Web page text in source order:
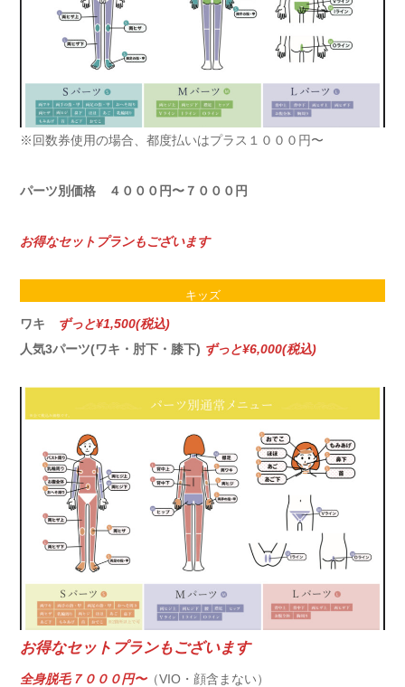
※回数券使用の場合、都度払いはプラス１０００円〜
パーツ別価格 ４０００円〜７０００円
お得なセットプランもございます
キッズ
ワキ
ずっと¥1,500(税込)
人気3パーツ(ワキ・肘下・膝下) ずっと¥6,000(税込)
お得なセットプランもございます
全身脱毛７０００円〜（VIO・顔含まない）